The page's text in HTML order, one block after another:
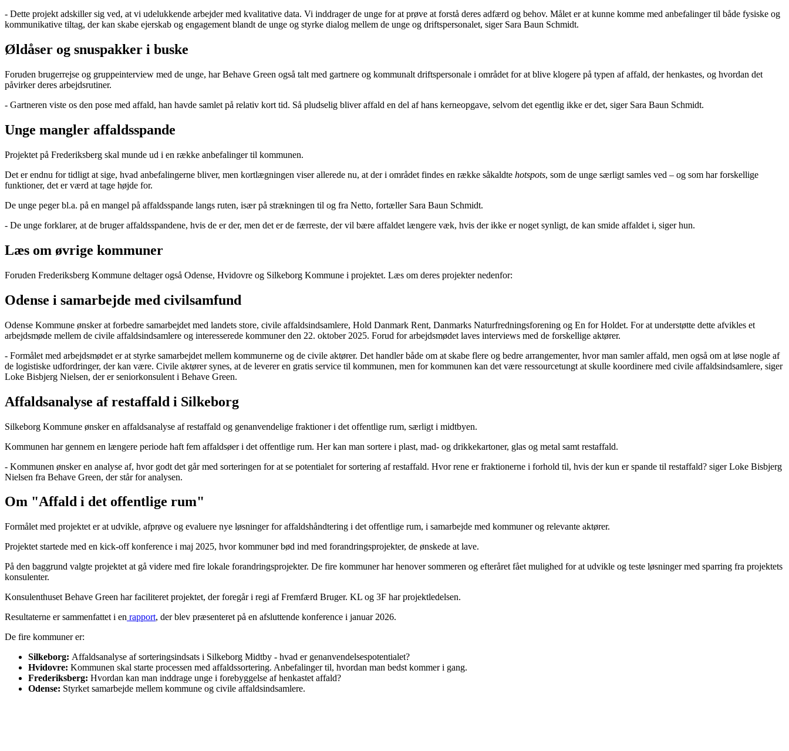
- Dette projekt adskiller sig ved, at vi udelukkende arbejder med kvalitative data. Vi inddrager de unge for at prøve at forstå deres adfærd og behov. Målet er at kunne komme med anbefalinger til både fysiske og
kommunikative tiltag, der kan skabe ejerskab og engagement blandt de unge og styrke dialog mellem de unge og driftspersonalet, siger Sara Baun Schmidt.
Øldåser og snuspakker i buske
Foruden brugerrejse og gruppeinterview med de unge, har Behave Green også talt med gartnere og kommunalt driftspersonale i området for at blive klogere på typen af affald, der henkastes, og hvordan det
påvirker deres arbejdsrutiner.
- Gartneren viste os den pose med affald, han havde samlet på relativ kort tid. Så pludselig bliver affald en del af hans kerneopgave, selvom det egentlig ikke er det, siger Sara Baun Schmidt.
Unge mangler affaldsspande
Projektet på Frederiksberg skal munde ud i en række anbefalinger til kommunen.
Det er endnu for tidligt at sige, hvad anbefalingerne bliver, men kortlægningen viser allerede nu, at der i området findes en række såkaldte hotspots, som de unge særligt samles ved – og som har forskellige
funktioner, det er værd at tage højde for.
De unge peger bl.a. på en mangel på affaldsspande langs ruten, især på strækningen til og fra Netto, fortæller Sara Baun Schmidt.
- De unge forklarer, at de bruger affaldsspandene, hvis de er der, men det er de færreste, der vil bære affaldet længere væk, hvis der ikke er noget synligt, de kan smide affaldet i, siger hun.
Læs om øvrige kommuner
Foruden Frederiksberg Kommune deltager også Odense, Hvidovre og Silkeborg Kommune i projektet. Læs om deres projekter nedenfor:
Odense i samarbejde med civilsamfund
Odense Kommune ønsker at forbedre samarbejdet med landets store, civile affaldsindsamlere, Hold Danmark Rent, Danmarks Naturfredningsforening og En for Holdet. For at understøtte dette afvikles et
arbejdsmøde mellem de civile affaldsindsamlere og interesserede kommuner den 22. oktober 2025. Forud for arbejdsmødet laves interviews med de forskellige aktører.
- Formålet med arbejdsmødet er at styrke samarbejdet mellem kommunerne og de civile aktører. Det handler både om at skabe flere og bedre arrangementer, hvor man samler affald, men også om at løse nogle af
de logistiske udfordringer, der kan være. Civile aktører synes, at de leverer en gratis service til kommunen, men for kommunen kan det være ressourcetungt at skulle koordinere med civile affaldsindsamlere, siger
Loke Bisbjerg Nielsen, der er seniorkonsulent i Behave Green.
Affaldsanalyse af restaffald i Silkeborg
Silkeborg Kommune ønsker en affaldsanalyse af restaffald og genanvendelige fraktioner i det offentlige rum, særligt i midtbyen.
Kommunen har gennem en længere periode haft fem affaldsøer i det offentlige rum. Her kan man sortere i plast, mad- og drikkekartoner, glas og metal samt restaffald.
- Kommunen ønsker en analyse af, hvor godt det går med sorteringen for at se potentialet for sortering af restaffald. Hvor rene er fraktionerne i forhold til, hvis der kun er spande til restaffald? siger Loke Bisbjerg
Nielsen fra Behave Green, der står for analysen.
Om "Affald i det offentlige rum"
Formålet med projektet er at udvikle, afprøve og evaluere nye løsninger for affaldshåndtering i det offentlige rum, i samarbejde med kommuner og relevante aktører.
Projektet startede med en kick-off konference i maj 2025, hvor kommuner bød ind med forandringsprojekter, de ønskede at lave.
På den baggrund valgte projektet at gå videre med fire lokale forandringsprojekter. De fire kommuner har henover sommeren og efteråret fået mulighed for at udvikle og teste løsninger med sparring fra projektets
konsulenter.
Konsulenthuset Behave Green har faciliteret projektet, der foregår i regi af Fremfærd Bruger. KL og 3F har projektledelsen.
Resultaterne er sammenfattet i en rapport, der blev præsenteret på en afsluttende konference i januar 2026.
De fire kommuner er:
Silkeborg: Affaldsanalyse af sorteringsindsats i Silkeborg Midtby - hvad er genanvendelsespotentialet?
Hvidovre: Kommunen skal starte processen med affaldssortering. Anbefalinger til, hvordan man bedst kommer i gang.
Frederiksberg: Hvordan kan man inddrage unge i forebyggelse af henkastet affald?
Odense: Styrket samarbejde mellem kommune og civile affaldsindsamlere.